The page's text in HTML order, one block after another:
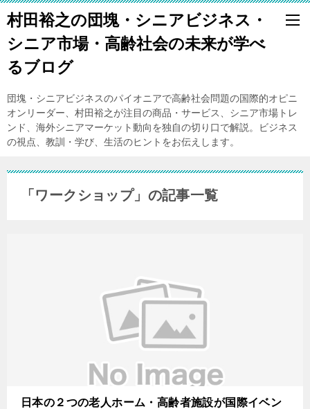
村田裕之の団塊・シニアビジネス・
シニア市場・高齢社会の未来が学べ
るブログ
団塊・シニアビジネスのパイオニアで高齢社会問題の国際的オピニ
オンリーダー、村田裕之が注目の商品・サービス、シニア市場トレ
ンド、海外シニアマーケット動向を独自の切り口で解説。ビジネス
の視点、教訓・学び、生活のヒントをお伝えします。
「ワークショップ」の記事一覧
日本の２つの老人ホーム・高齢者施設が国際イベン